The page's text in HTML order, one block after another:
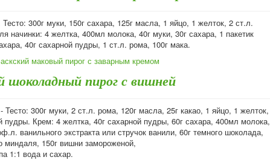
300г муки, 150г сахара, 125г масла, 1 яйцо, 1 желток, 2 ст.л.
начинки: 4 желтка, 400мл молока, 40г муки, 30г сахара, 1 пакетик
40г сахарной пудры, 1 ст.л. рома, 100г мака.
маковый пирог с заварным кремом
шоколадный пирог с вишней
Тесто: 300г муки, 2 ст.л. рома, 120г масла, 25г какао, 1 яйцо, 1 желток,
пудры. Крем: 4 желтка, 40г сахарной пудры, 60г сахара, 400мл молока,
ванильного экстракта или стручок ванили, 60г темного шоколада,
миндаля, 150г вишни замороженой,
1:1 вода и сахар.